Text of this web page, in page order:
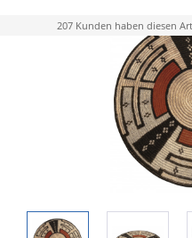
207 Kunden haben diesen